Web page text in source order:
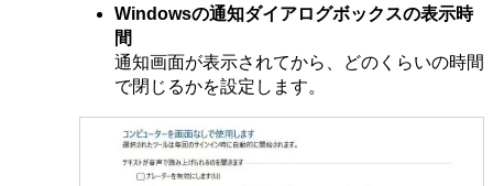
Windowsの通知ダイアログボックスの表示時
間
通知画面が表示されてから、どのくらいの時間
で閉じるかを設定します。